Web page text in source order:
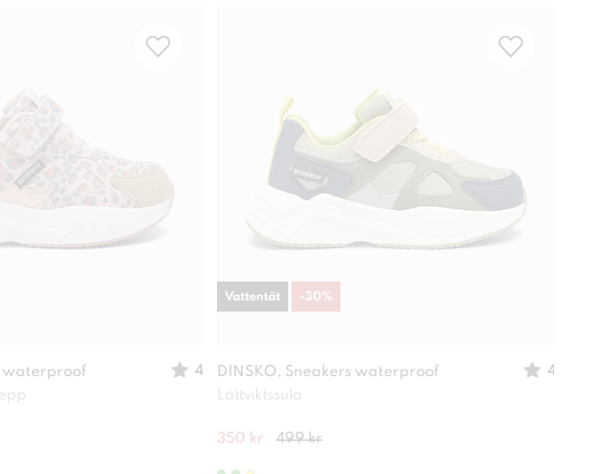
waterproof
4
DINSKO, Sneakers waterproof
4
Lättviktssula
350 kr 499 kr
Vattentät -30%